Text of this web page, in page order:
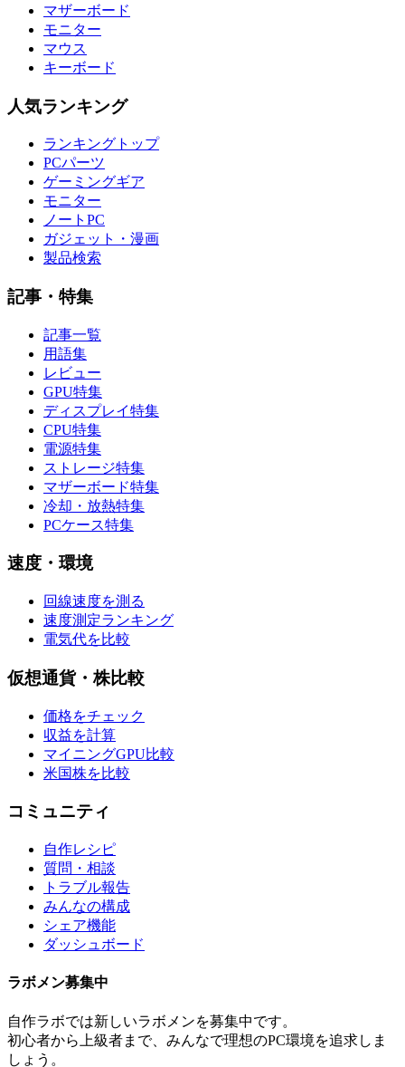
マザーボード
モニター
マウス
キーボード
人気ランキング
ランキングトップ
PCパーツ
ゲーミングギア
モニター
ノートPC
ガジェット・漫画
製品検索
記事・特集
記事一覧
用語集
レビュー
GPU特集
ディスプレイ特集
CPU特集
電源特集
ストレージ特集
マザーボード特集
冷却・放熱特集
PCケース特集
速度・環境
回線速度を測る
速度測定ランキング
電気代を比較
仮想通貨・株比較
価格をチェック
収益を計算
マイニングGPU比較
米国株を比較
コミュニティ
自作レシピ
質問・相談
トラブル報告
みんなの構成
シェア機能
ダッシュボード
ラボメン募集中
自作ラボでは新しいラボメンを募集中です。
初心者から上級者まで、みんなで理想のPC環境を追求しま
しょう。